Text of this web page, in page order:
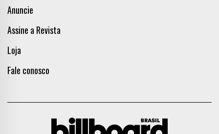
Anuncie
Assine a Revista
Loja
Fale conosco